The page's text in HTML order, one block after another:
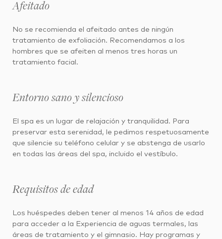
Afeitado
No se recomienda el afeitado antes de ningún
tratamiento de exfoliación. Recomendamos a los
hombres que se afeiten al menos tres horas un
tratamiento facial.
Entorno sano y silencioso
El spa es un lugar de relajación y tranquilidad. Para
preservar esta serenidad, le pedimos respetuosamente
que silencie su teléfono celular y se abstenga de usarlo
en todas las áreas del spa, incluido el vestíbulo.
Requisitos de edad
Los huéspedes deben tener al menos 14 años de edad
para acceder a la Experiencia de aguas termales, las
áreas de tratamiento y el gimnasio. Hay programas y